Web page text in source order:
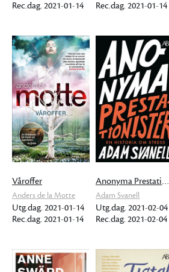
Rec.dag. 2021-01-14
Rec.dag. 2021-01-14
Våroffer
Anders de la Motte
Utg.dag. 2021-01-14
Rec.dag. 2021-01-14
Anonyma Prestationister - en historia om stress
Adam Svanell
Utg.dag. 2021-02-04
Rec.dag. 2021-02-04